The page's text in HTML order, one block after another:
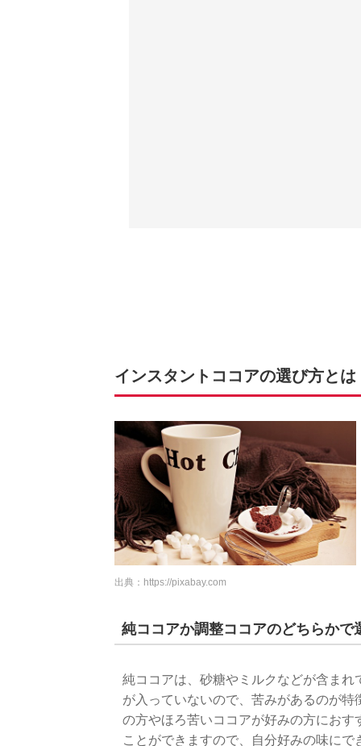
インスタントココアの選び方とは
出典： https://pixabay.com
純ココアか調整ココアのどちらかで
純ココアは、砂糖やミルクなどが含ま
が入っていないので、苦みがあるのが
の方やほろ苦いココアが好みの方にお
ことができますので、自分好みの味に